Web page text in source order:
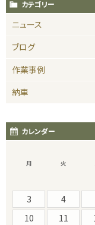
カテゴリー
ニュース
ブログ
作業事例
納車
カレンダー
月 火
3
4
10
11